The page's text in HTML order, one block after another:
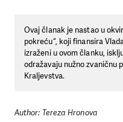
Ovaj članak je nastao u
pokreću“, koji finansira
izraženi u ovom članku,
odražavaju nužno zvaničnu
Kraljevstva.
Author: Tereza Hronova